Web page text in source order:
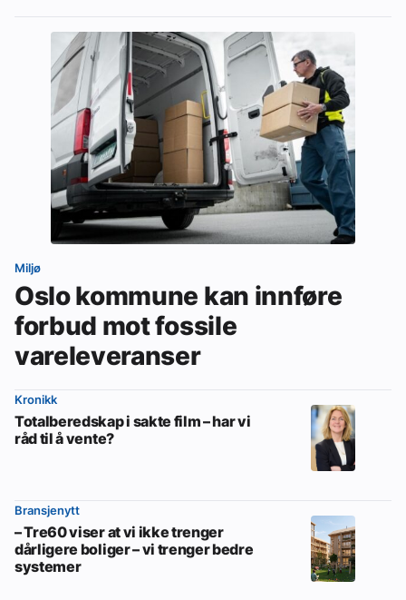
Miljø
Oslo kommune kan innføre
forbud mot fossile
vareleveranser
Kronikk
Totalberedskap i sakte film – har vi
råd til å vente?
Bransjenytt
– Tre60 viser at vi ikke trenger
dårligere boliger – vi trenger bedre
systemer